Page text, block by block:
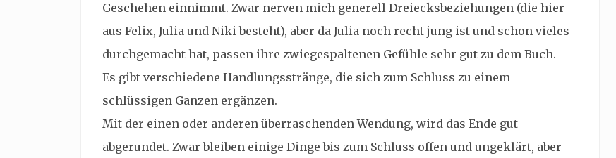
Geschehen einnimmt. Zwar nerven mich generell Dreiecksbeziehungen (die hier
aus Felix, Julia und Niki besteht), aber da Julia noch recht jung ist und schon vieles
durchgemacht hat, passen ihre zwiegespaltenen Gefühle sehr gut zu dem Buch.
Es gibt verschiedene Handlungsstränge, die sich zum Schluss zu einem
schlüssigen Ganzen ergänzen.
Mit der einen oder anderen überraschenden Wendung, wird das Ende gut
abgerundet. Zwar bleiben einige Dinge bis zum Schluss offen und ungeklärt, aber